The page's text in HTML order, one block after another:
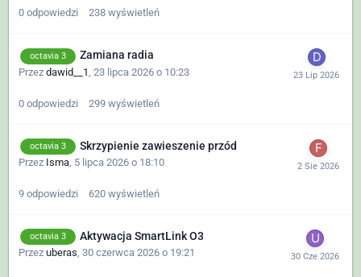
0 odpowiedzi 238 wyświetleń
octavia 3 Zamiana radia
Przez dawid__1 23 lipca 2026 o 10:23
0 odpowiedzi 299 wyświetleń
octavia 3 Skrzypienie zawieszenie przód
Przez Isma 5 lipca 2026 o 18:10
9 odpowiedzi 620 wyświetleń
octavia 3 Aktywacja SmartLink O3
Przez uberas, 30 czerwca 2026 o 19:21